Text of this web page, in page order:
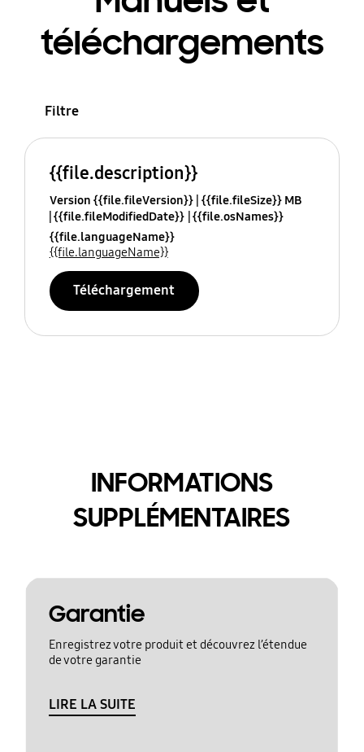
téléchargements
Filtre
{{file.description}}
Version {{file.fileVersion}} {{file.fileSize}} MB
{{file.fileModifiedDate}} {{file.osNames}}
{{file.languageName}}
{{file.languageName}}
Téléchargement
INFORMATIONS
SUPPLÉMENTAIRES
Garantie
Enregistrez votre produit et découvrez l’étendue
de votre garantie
LIRE LA SUITE